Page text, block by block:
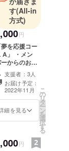
す(All-in
方式)
円
夢を応援コー
A」 ・メン
からのお礼
メント＆サイ
が入ったメッ
ジカード
全支援者共
A4サイズ、
面カラー、1枚
支援者：3人
お届け予定：
2022年11月
細を見る
こ
の
リ
タ
ー
ン
を
選
択
す
る
円